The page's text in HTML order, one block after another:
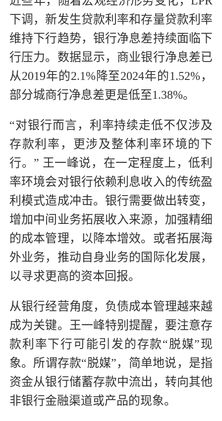
下调，新发生贷款利率和存量贷款利率
维持下行趋势，银行净息差持续面临下
行压力。数据显示，商业银行净息差已
从2019年的2.1%降至2024年的1.52%，
部分城商行净息差更是低至1.38%。
“对银行而言，利率持续走低不仅涉及
存款利率，更涉及整体利率环境的下
行。” 王一峰说，在一定程度上，低利
率环境会对银行依赖利息收入的传统盈
利模式造成冲击。银行需要做出转变，
增加中间业务拓展收入来源，加强精细
的成本管理，以降本增效。或者拓展海
外业务，推动自身业务的国际化发展，
以寻求更高的资本回报。
从银行经营角度，负债成本管理越来越
成为关键。王一峰特别提醒，要注意存
款利率下行可能引发的存款“脱媒”现
象。所谓存款“脱媒”，简单地说，是指
资金从银行储蓄存款中流出，转向其他
非银行金融渠道或产品的现象。